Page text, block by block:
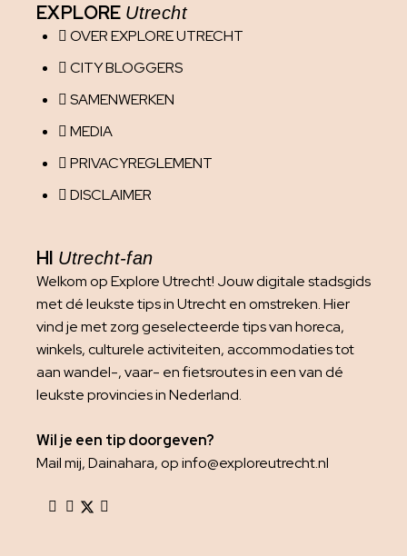
EXPLORE Utrecht
OVER EXPLORE UTRECHT
CITY BLOGGERS
SAMENWERKEN
MEDIA
PRIVACYREGLEMENT
DISCLAIMER
HI Utrecht-fan
Welkom op Explore Utrecht! Jouw digitale stadsgids
met dé leukste tips in Utrecht en omstreken. Hier
vind je met zorg geselecteerde tips van horeca,
winkels, culturele activiteiten, accommodaties tot
aan wandel-, vaar- en fietsroutes in een van dé
leukste provincies in Nederland.
Wil je een tip doorgeven?
Mail mij, Dainahara, op info@exploreutrecht.nl